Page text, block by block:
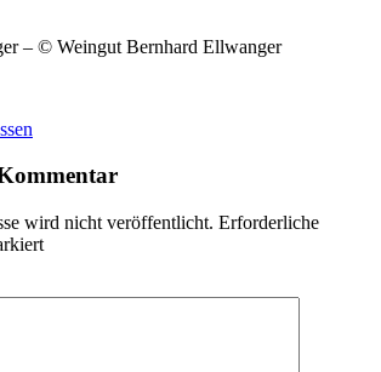
– © Weingut Bernhard Ellwanger
wird nicht veröffentlicht. Erforderliche